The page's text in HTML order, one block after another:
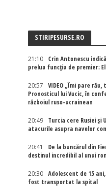
STIRIPESURSE.RO
21:10
Crin Antonescu
prelua funcția de premier:
20:57
VIDEO „Îmi pare
Pronosticul lui Vucic, în
războiul ruso-ucrainean
20:49
Turcia cere Rusiei și
atacurile asupra navelor
20:41
De la buncărul din
destinul incredibil al unui
20:30
Adolescent de 15
fost transportat la spital